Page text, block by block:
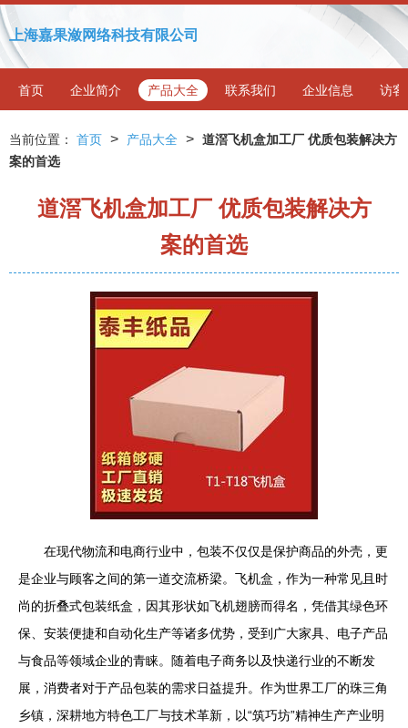
上海嘉果潋网络科技有限公司
首页 企业简介 产品大全 联系我们 企业信息 访客
当前位置： 首页 > 产品大全 > 道滘飞机盒加工厂 优质包装解决方
案的首选
道滘飞机盒加工厂 优质包装解决方
案的首选
在现代物流和电商行业中，包装不仅仅是保护商品的外壳，更
是企业与顾客之间的第一道交流桥梁。飞机盒，作为一种常见且时
尚的折叠式包装纸盒，因其形状如飞机翅膀而得名，凭借其绿色环
保、安装便捷和自动化生产等诸多优势，受到广大家具、电子产品
与食品等领域企业的青睐。随着电子商务以及快递行业的不断发
展，消费者对于产品包装的需求日益提升。作为世界工厂的珠三角
乡镇，深耕地方特色工厂与技术革新，以“筑巧坊”精神生产产业明